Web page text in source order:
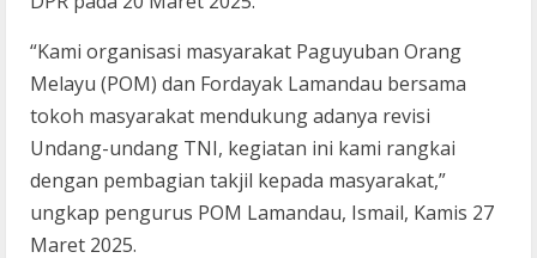
“Kami organisasi masyarakat Paguyuban Orang
Melayu (POM) dan Fordayak Lamandau bersama
tokoh masyarakat mendukung adanya revisi
Undang-undang TNI, kegiatan ini kami rangkai
dengan pembagian takjil kepada masyarakat,”
ungkap pengurus POM Lamandau, Ismail, Kamis 27
Maret 2025.